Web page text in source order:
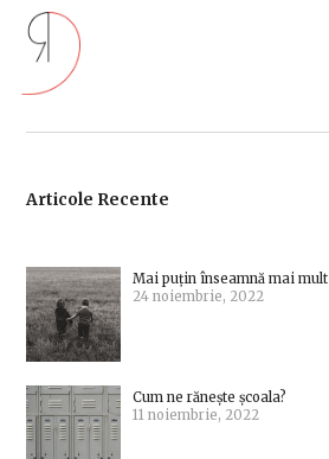
Articole Recente
Mai puțin înseamnă mai mult
24 noiembrie, 2022
Cum ne rănește școala?
11 noiembrie, 2022